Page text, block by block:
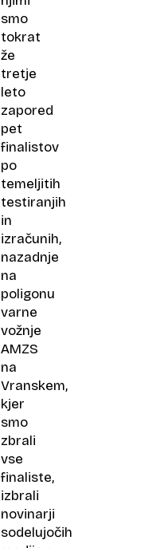
smo
tokrat
že
tretje
leto
zapored
pet
finalistov
po
temeljitih
testiranjih
in
izračunih,
nazadnje
na
poligonu
varne
vožnje
AMZS
na
Vranskem,
kjer
smo
zbrali
vse
finaliste,
izbrali
novinarji
sodelujočih